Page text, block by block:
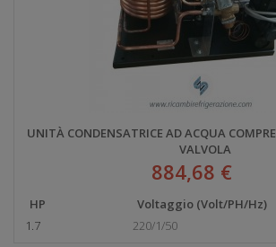
UNITÀ CONDENSATRICE AD ACQUA
VALVOLA
884,68 €
HP Voltaggio (Volt/PH/Hz)
1.7
220/1/50